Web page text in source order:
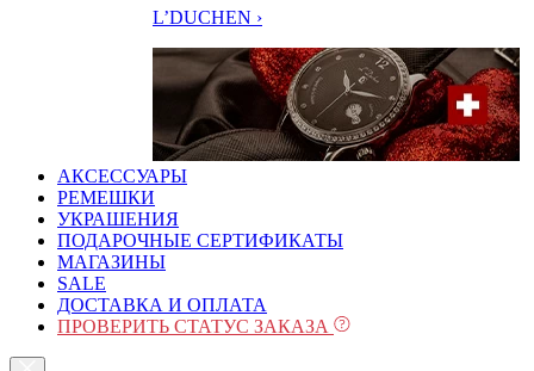
L’DUCHEN ›
АКСЕССУАРЫ
РЕМЕШКИ
УКРАШЕНИЯ
ПОДАРОЧНЫЕ СЕРТИФИКАТЫ
МАГАЗИНЫ
SALE
ДОСТАВКА И ОПЛАТА
ПРОВЕРИТЬ СТАТУС ЗАКАЗА